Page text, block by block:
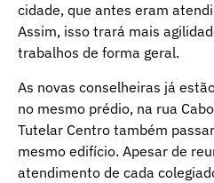
cidade, que antes eram
Assim, isso trará mais
trabalhos de forma geral.
As novas conselheiras já
no mesmo prédio, na rua
Tutelar Centro também
mesmo edifício. Apesar de
atendimento de cada